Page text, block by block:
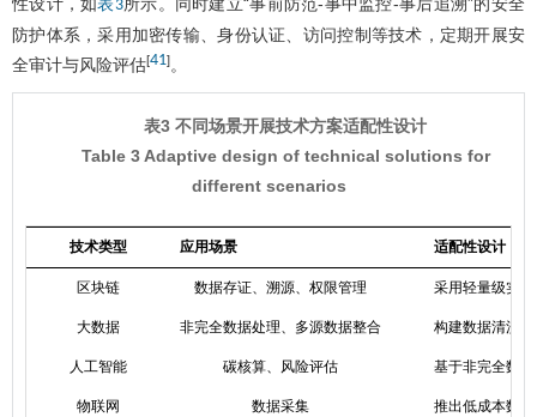
性设计，如表3所示。同时建立“事前防范-事中监控-事后追溯”的安全
防护体系，采用加密传输、身份认证、访问控制等技术，定期开展安
全审计与风险评估[41]。
表3 不同场景开展技术方案适配性设计
Table 3 Adaptive design of technical solutions for
different scenarios
技术类型 应用场景 适配性设计
区块链 数据存证、溯源、权限管理 采用轻量级实
大数据 非完全数据处理、多源数据整合 构建数据清洗
人工智能 碳核算、风险评估 基于非完全数
物联网 数据采集 推出低成本数